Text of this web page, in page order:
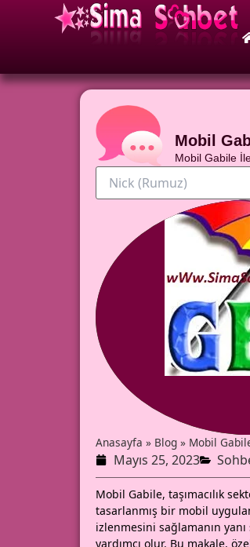
Mobil
Mobil Gabile
Anasayfa » Blog » Mobil
Mayıs 25, 2023
Mobil Gabile, taşımacılık
tasarlanmış bir mobil
izlenmesini sağlamanın
yardımcı olur. Bu makale,